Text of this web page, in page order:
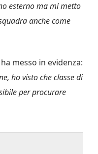
esterno ma mi metto
anche come
messo in evidenza:
ho visto che classe di
per procurare